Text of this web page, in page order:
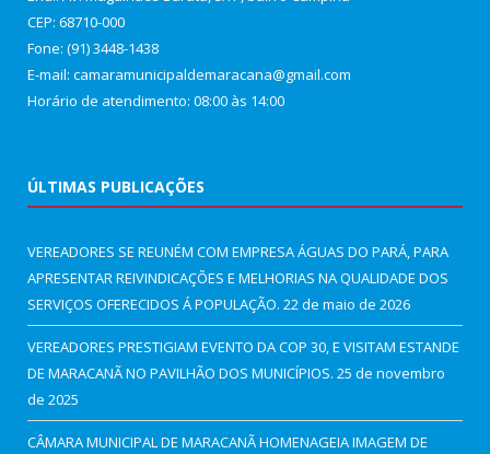
CEP: 68710-000
Fone: (91) 3448-1438
E-mail: camaramunicipaldemaracana@gmail.com
Horário de atendimento: 08:00 às 14:00
ÚLTIMAS PUBLICAÇÕES
VEREADORES SE REUNÉM COM EMPRESA ÁGUAS DO PARÁ, PARA
APRESENTAR REIVINDICAÇÕES E MELHORIAS NA QUALIDADE DOS
SERVIÇOS OFERECIDOS Á POPULAÇÃO. 22 de maio de 2026
VEREADORES PRESTIGIAM EVENTO DA COP 30, E VISITAM ESTANDE
DE MARACANÃ NO PAVILHÃO DOS MUNICÍPIOS. 25 de novembro
de 2025
CÂMARA MUNICIPAL DE MARACANÃ HOMENAGEIA IMAGEM DE